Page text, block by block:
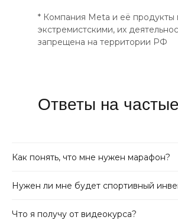
* Компания Meta и её продукты
экстремистскими, их
запрещена на территории РФ
Ответы на частые
Как понять, что мне нужен марафон?
Нужен ли мне будет спортивный
Что я получу от видеокурса?